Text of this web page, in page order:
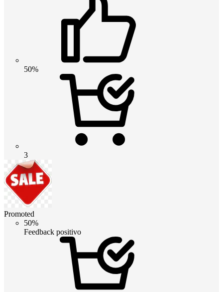
50%
3
Promoted
50%
Feedback positivo